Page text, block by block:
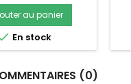
au panier
En stock
(0)